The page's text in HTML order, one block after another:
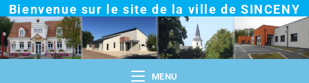
Bienvenue sur le site de la ville de SINCENY
MENU